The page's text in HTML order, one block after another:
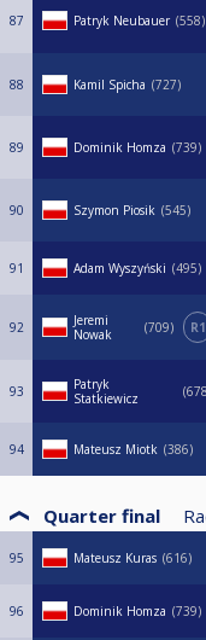
87 Patryk Neubauer 558
88 Kamil Spicha 727
89 Dominik Homza 739
90 Szymon Piosik 545
91 Adam Wyszyński 495
92
Jeremi
Nowak
709 R1
93
Patryk
Statkiewicz
678
94 Mateusz Miotk 386
Quarter final
95 Mateusz Kuras 616
96 Dominik Homza 739